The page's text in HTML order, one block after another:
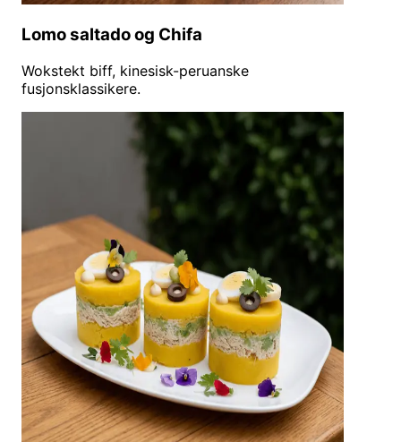
Lomo saltado og Chifa
Wokstekt biff, kinesisk-peruanske
fusjonsklassikere.